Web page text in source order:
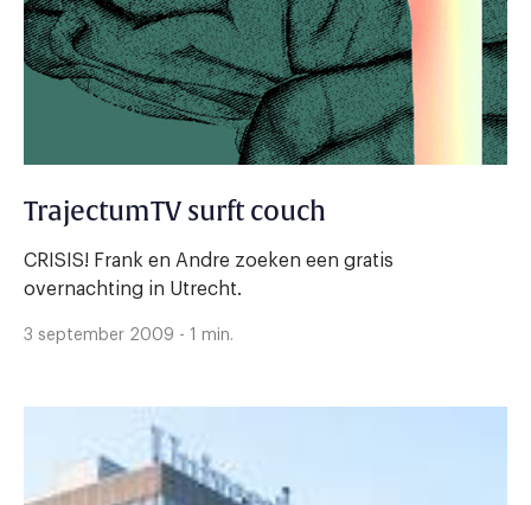
TrajectumTV surft couch
CRISIS! Frank en Andre zoeken een gratis
overnachting in Utrecht.
3 september 2009 - 1 min.